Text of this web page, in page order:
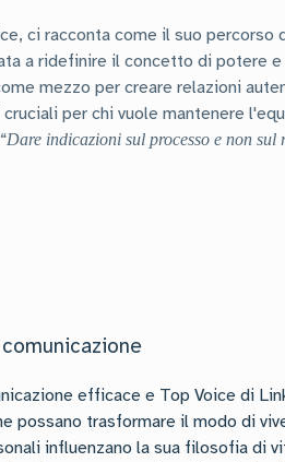
ci racconta come il suo percorso
a ridefinire il concetto di potere
mezzo per creare relazioni
per chi vuole mantenere
“Dare indicazioni sul processo e non sul
efficace e Top Voice di
possano trasformare il modo di
influenzano la sua filosofia di